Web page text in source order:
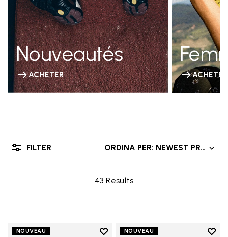
Nouveautés
ACHETER ACHETER
43 Results
ORDINA PER: NEWEST
FILTER
NOUVEAU
Add to wishlist
NOUVEAU
Add